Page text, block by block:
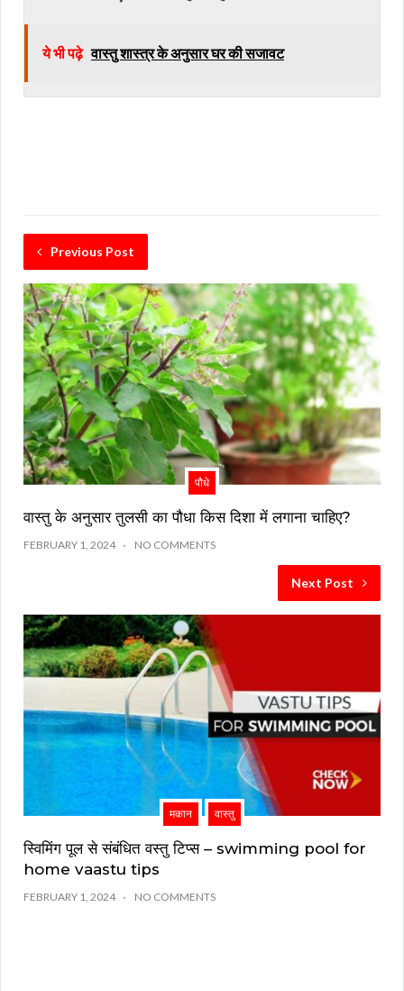
ये भी पढ़े वास्तु शास्त्र के अनुसार घर की सजावट
Previous Post
पौधे
वास्तु के अनुसार तुलसी का पौधा किस दिशा में लगाना चाहिए?
FEBRUARY 1, 2024 NO COMMENTS
Next Post
मकान वास्तु
स्विमिंग पूल से संबंधित वस्तु टिप्स – swimming pool for
home vaastu tips
FEBRUARY 1, 2024 NO COMMENTS